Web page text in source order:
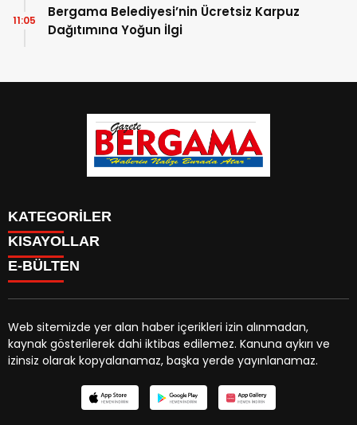
Bergama Belediyesi’nin Ücretsiz Karpuz
Dağıtımına Yoğun İlgi
11:05
KATEGORİLER
CANLI YAYIN
BURÇLAR
CANLI SONUÇLAR
HAVA DURUMU
CANLI TV
FİRMA REHBERİ
KISAYOLLAR
Menü seçimi yapın. WP-ADMIN → Görünüm → Menüler
sayfasından menü eşleştirmesi yapınız.
E-BÜLTEN
gazetebergama.com.tre-bültenine abone olarak,
tarafınıza haber, duyuru ve kampanya içerikli e-postaların
gönderilmesini kabul etmiş olursunuz.
Web sitemizde yer alan haber içerikleri izin alınmadan,
kaynak gösterilerek dahi iktibas edilemez. Kanuna aykırı ve
izinsiz olarak kopyalanamaz, başka yerde yayınlanamaz.